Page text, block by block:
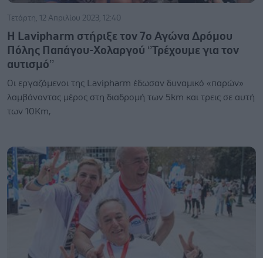
Τετάρτη, 12 Απριλίου 2023, 12:40
Η Lavipharm στήριξε τον 7ο Αγώνα Δρόμου
Πόλης Παπάγου-Χολαργού ‘’Τρέχουμε για τον
αυτισμό’’
Oι εργαζόμενοι της Lavipharm έδωσαν δυναμικό «παρών»
λαμβάνοντας μέρος στη διαδρομή των 5km και τρεις σε αυτή
των 10Km,